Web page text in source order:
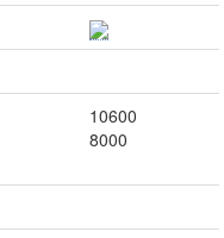
10600
8000